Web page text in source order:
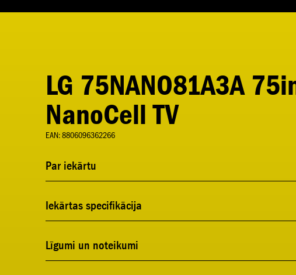
LG 75NANO81A3A
NanoCell TV
EAN: 8806096362266
Par iekārtu
Iekārtas specifikācija
Līgumi un noteikumi